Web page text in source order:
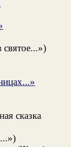
святое...»)
сказка